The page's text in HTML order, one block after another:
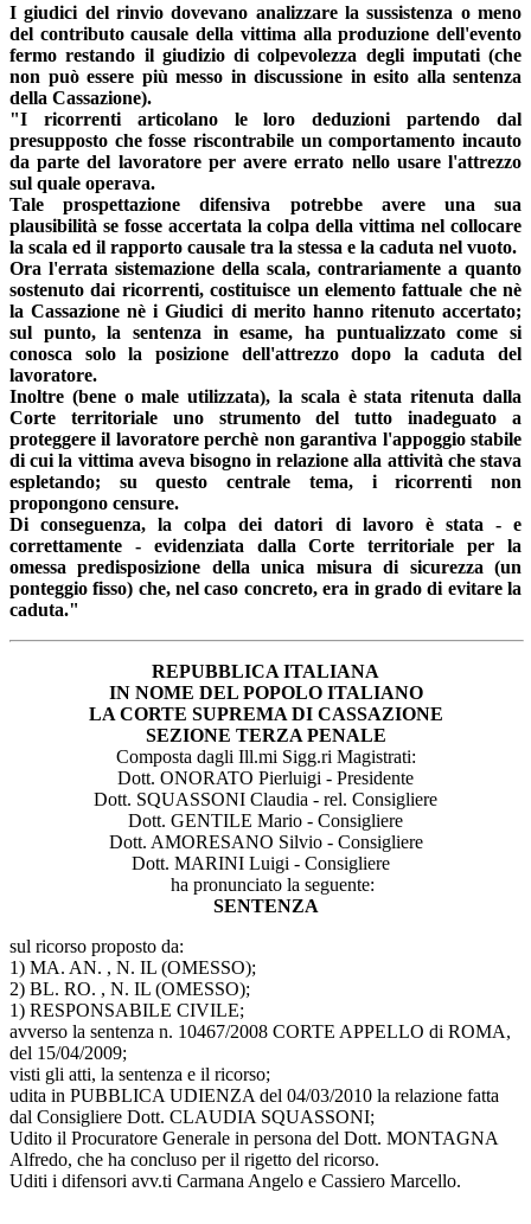
I giudici del rinvio dovevano analizzare la sussistenza o meno
del contributo causale della vittima alla produzione dell'evento
fermo restando il giudizio di colpevolezza degli imputati (che
non può essere più messo in discussione in esito alla sentenza
della Cassazione).
"I ricorrenti articolano le loro deduzioni partendo dal
presupposto che fosse riscontrabile un comportamento incauto
da parte del lavoratore per avere errato nello usare l'attrezzo
sul quale operava.
Tale prospettazione difensiva potrebbe avere una sua
plausibilità se fosse accertata la colpa della vittima nel collocare
la scala ed il rapporto causale tra la stessa e la caduta nel vuoto.
Ora l'errata sistemazione della scala, contrariamente a quanto
sostenuto dai ricorrenti, costituisce un elemento fattuale che nè
la Cassazione nè i Giudici di merito hanno ritenuto accertato;
sul punto, la sentenza in esame, ha puntualizzato come si
conosca solo la posizione dell'attrezzo dopo la caduta del
lavoratore.
Inoltre (bene o male utilizzata), la scala è stata ritenuta dalla
Corte territoriale uno strumento del tutto inadeguato a
proteggere il lavoratore perchè non garantiva l'appoggio stabile
di cui la vittima aveva bisogno in relazione alla attività che stava
espletando; su questo centrale tema, i ricorrenti non
propongono censure.
Di conseguenza, la colpa dei datori di lavoro è stata - e
correttamente - evidenziata dalla Corte territoriale per la
omessa predisposizione della unica misura di sicurezza (un
ponteggio fisso) che, nel caso concreto, era in grado di evitare la
caduta."
REPUBBLICA ITALIANA
IN NOME DEL POPOLO ITALIANO
LA CORTE SUPREMA DI CASSAZIONE
SEZIONE TERZA PENALE
Composta dagli Ill.mi Sigg.ri Magistrati:
Dott. ONORATO Pierluigi - Presidente
Dott. SQUASSONI Claudia - rel. Consigliere
Dott. GENTILE Mario - Consigliere
Dott. AMORESANO Silvio - Consigliere
Dott. MARINI Luigi - Consigliere
ha pronunciato la seguente:
SENTENZA
sul ricorso proposto da:
1) MA. AN. , N. IL (OMESSO);
2) BL. RO. , N. IL (OMESSO);
1) RESPONSABILE CIVILE;
avverso la sentenza n. 10467/2008 CORTE APPELLO di ROMA,
del 15/04/2009;
visti gli atti, la sentenza e il ricorso;
udita in PUBBLICA UDIENZA del 04/03/2010 la relazione fatta
dal Consigliere Dott. CLAUDIA SQUASSONI;
Udito il Procuratore Generale in persona del Dott. MONTAGNA
Alfredo, che ha concluso per il rigetto del ricorso.
Uditi i difensori avv.ti Carmana Angelo e Cassiero Marcello.